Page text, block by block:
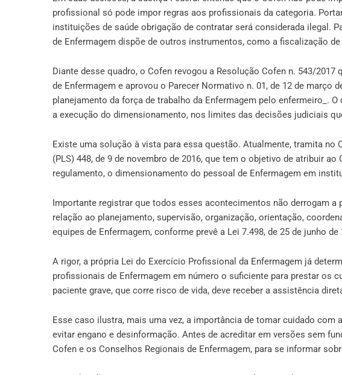
profissional só pode impor regras aos profissionais da categoria.
instituições de saúde obrigação de contratar será considerada ilegal.
de Enfermagem dispõe de outros instrumentos, como a fiscalização de
Diante desse quadro, o Cofen revogou a Resolução Cofen n. 543/
de Enfermagem e aprovou o Parecer Normativo n. 01, de 12 de março
planejamento da força de trabalho da Enfermagem pelo enfermeiro_.
a execução do dimensionamento, nos limites das decisões judiciais
Existe uma solução à vista para essa questão. Atualmente, tramita no
(PLS) 448, de 9 de novembro de 2016, que tem o objetivo de atribuir
regulamento, o dimensionamento do pessoal de Enfermagem em
Importante registrar que todos esses acontecimentos não derrogam a
relação ao planejamento, supervisão, organização, orientação,
equipes de Enfermagem, conforme prevê a Lei 7.498, de 25 de junho de
A rigor, a própria Lei do Exercício Profissional da Enfermagem já
profissionais de Enfermagem em número o suficiente para prestar os
paciente grave, que corre risco de vida, deve receber a assistência
Esse caso ilustra, mais uma vez, a importância de tomar cuidado
evitar engano e desinformação. Antes de acreditar em versões sem
Cofen e os Conselhos Regionais de Enfermagem, para se informar